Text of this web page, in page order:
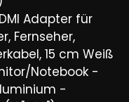
Adapter für
Fernseher,
15 cm Weiß
Notebook -
-